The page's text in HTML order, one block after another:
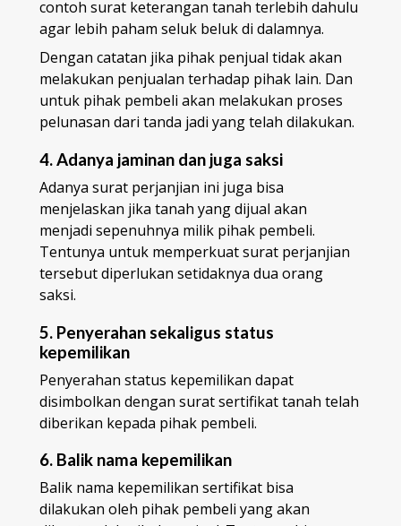
contoh surat keterangan tanah terlebih dahulu
agar lebih paham seluk beluk di dalamnya.
Dengan catatan jika pihak penjual tidak akan
melakukan penjualan terhadap pihak lain. Dan
untuk pihak pembeli akan melakukan proses
pelunasan dari tanda jadi yang telah dilakukan.
4. Adanya jaminan dan juga saksi
Adanya surat perjanjian ini juga bisa
menjelaskan jika tanah yang dijual akan
menjadi sepenuhnya milik pihak pembeli.
Tentunya untuk memperkuat surat perjanjian
tersebut diperlukan setidaknya dua orang
saksi.
5. Penyerahan sekaligus status
kepemilikan
Penyerahan status kepemilikan dapat
disimbolkan dengan surat sertifikat tanah telah
diberikan kepada pihak pembeli.
6. Balik nama kepemilikan
Balik nama kepemilikan sertifikat bisa
dilakukan oleh pihak pembeli yang akan